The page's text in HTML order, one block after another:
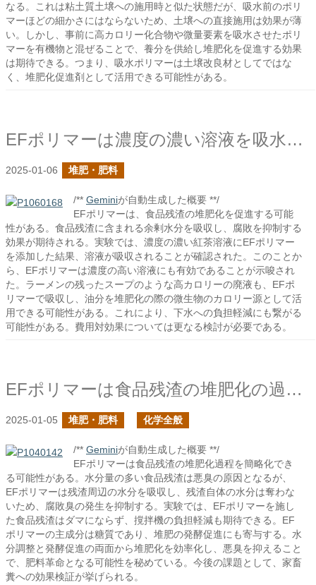
なる。これは粘土質土壌への施用時と似た状態だが、吸水前のポリ
マーほどの細かさにはならないため、土壌への直接施用は効果が薄
い。しかし、事前に高カロリー化合物や微量要素を吸水させたポリ
マーを有機物と混ぜることで、養分を供給し堆肥化を促進する効果
は期待できる。つまり、吸水ポリマーは土壌改良材としてではな
く、堆肥化促進剤として活用できる可能性がある。
EFポリマーは濃度の濃い溶液を吸水できるか？
2025-01-06 堆肥・肥料
/** Geminiが自動生成した概要 **/
EFポリマーは、食品残渣の堆肥化を促進する可能
性がある。食品残渣に含まれる余剰水分を吸収し、腐敗を抑制する
効果が期待される。実験では、濃度の濃い紅茶溶液にEFポリマー
を添加した結果、溶液が吸収されることが確認された。このことか
ら、EFポリマーは濃度の高い溶液にも有効であることが示唆され
た。ラーメンの残ったスープのような高カロリーの廃液も、EFポ
リマーで吸収し、油分を堆肥化の際の微生物のカロリー源として活
用できる可能性がある。これにより、下水への負担軽減にも繋がる
可能性がある。費用対効果については更なる検討が必要である。
EFポリマーは食品残渣の堆肥化の過程を省略できるのでは？
2025-01-05 堆肥・肥料 化学全般
/** Geminiが自動生成した概要 **/
EFポリマーは食品残渣の堆肥化過程を簡略化でき
る可能性がある。水分量の多い食品残渣は悪臭の原因となるが、
EFポリマーは残渣周辺の水分を吸収し、残渣自体の水分は奪わな
いため、腐敗臭の発生を抑制する。実験では、EFポリマーを施し
た食品残渣はダマにならず、撹拌機の負担軽減も期待できる。EF
ポリマーの主成分は糖質であり、堆肥の発酵促進にも寄与する。水
分調整と発酵促進の両面から堆肥化を効率化し、悪臭を抑えること
で、肥料革命となる可能性を秘めている。今後の課題として、家畜
糞への効果検証が挙げられる。